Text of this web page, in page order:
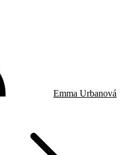
Emma Urbanová